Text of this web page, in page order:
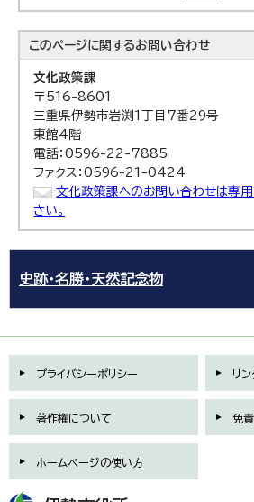
このページに関するお問い合わせ
文化政策課
〒516-8601
三重県伊勢市岩渕1丁目7番29号
東館4階
電話：0596-22-7885
ファクス：0596-21-0424
文化政策課へのお問い合わせは専用
さい。
史跡・名勝・天然記念物
プライバシーポリシー リ
著作権について 免
ホームページの使い方